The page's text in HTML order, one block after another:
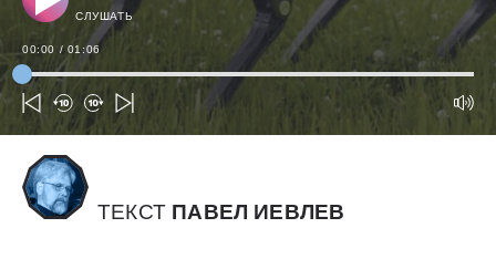
СЛУШАТЬ
00:00 / 01:06
ТЕКСТ ПАВЕЛ ИЕВЛЕВ